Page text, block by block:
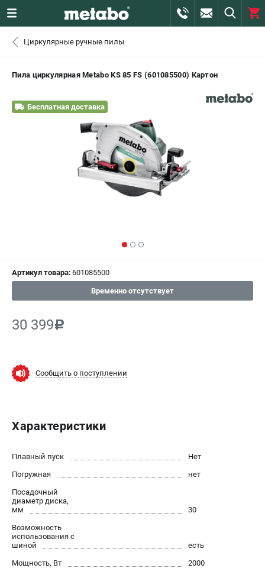
СЕРВИС
)
ВХОД ИЛИ РЕГИСТРАЦИЯ
ЗАКАЗАТЬ ЗАПЧАСТЬ
+7 (911) 360-06-14 | +7 (8112) 59-10-67
+7 (812) 407-39-48 - ЗАКАЗ ИЗДЕЛИЙ
САНКТ-ПЕТЕРБУРГ
0 ₽
Сервисный центр
ИНФОРМАЦИЯ
Юридическим лицам
Контакты
Правила обмена и возврата
О компании
О бренде
Политика обработки персональных данных
Циркулярные ручные пилы
Пила циркулярная Metabo KS 85 FS (601085500) Картон
Бесплатная доставка
Артикул товара: 601085500
Временно отсутствует
30 399c
Сообщить о поступлении
Характеристики
Плавный пуск
Нет
Погружная
нет
Посадочный
диаметр диска,
мм
30
Возможность
использования с
шиной
есть
Мощность, Вт
2000